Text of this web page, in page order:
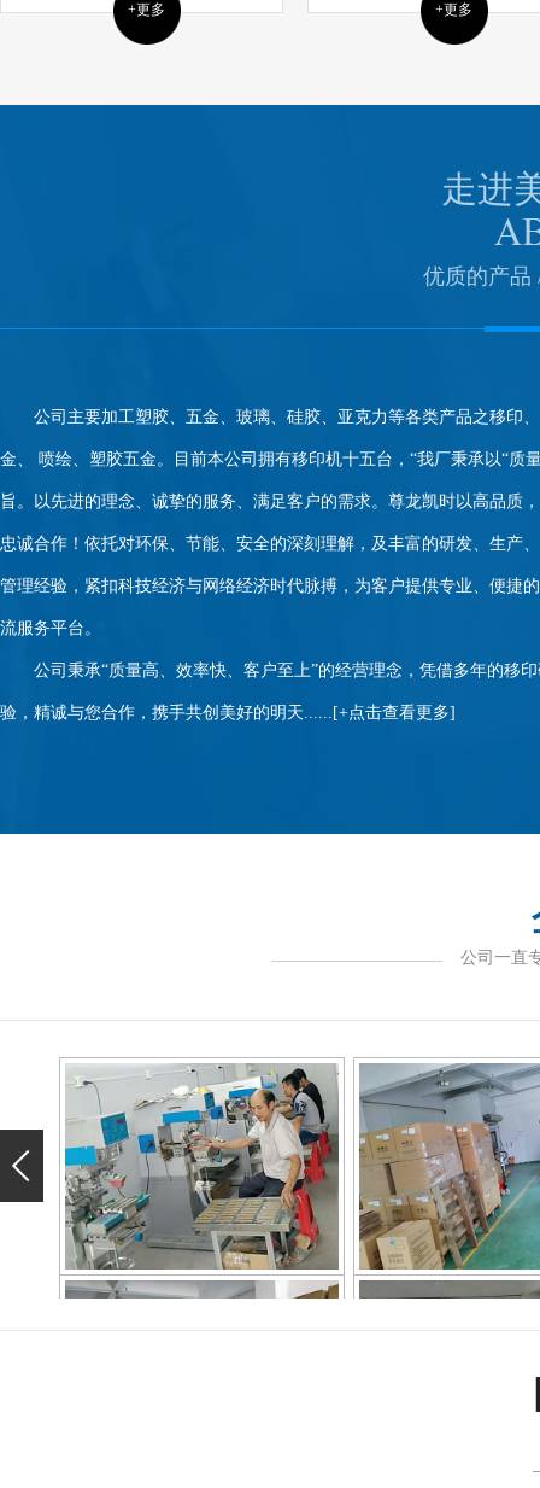
+更多 +更多
走进
优质的产品
公司主要加工塑胶、五金、玻璃、硅胶、亚克力等各类产品之移印
金、 喷绘、塑胶五金。目前本公司拥有移印机十五台，“我厂秉承以“质
旨。以先进的理念、诚挚的服务、满足客户的需求。尊龙凯时以高品质
忠诚合作！依托对环保、节能、安全的深刻理解，及丰富的研发、生产
管理经验，紧扣科技经济与网络经济时代脉搏，为客户提供专业、便捷
流服务平台。
公司秉承“质量高、效率快、客户至上”的经营理念，凭借多年的移印
验，精诚与您合作，携手共创美好的明天......[+点击查看更多]
公司一直
生产车间 生产车间